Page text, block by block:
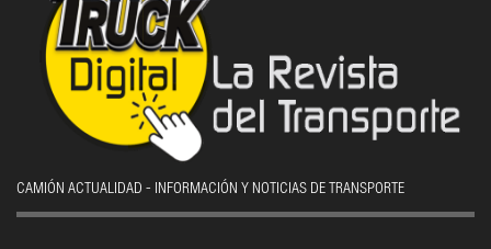
CAMIÓN ACTUALIDAD - INFORMACIÓN Y NOTICIAS DE TRANSPORTE